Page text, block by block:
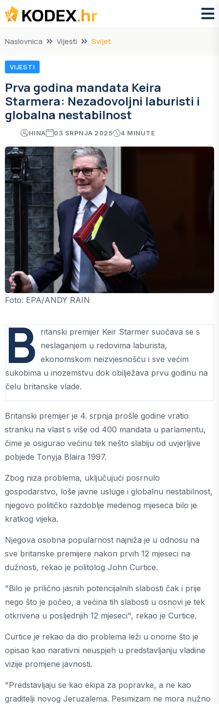
Naslovnica Vijesti Svijet
VIJESTI
Prva godina mandata Keira
Starmera: Nezadovoljni laburisti i
globalna nestabilnost
HINA 03 SRPNJA 2025 4 MINUTE
Foto: EPA/ANDY RAIN
B ritanski premijer Keir Starmer suočava se s
neslaganjem u redovima laburista,
ekonomskom neizvjesnošću i sve većim
sukobima u inozemstvu dok obilježava prvu godinu na
čelu britanske vlade.
Britanski premijer je 4. srpnja prošle godine vratio
stranku na vlast s više od 400 mandata u parlamentu,
čime je osigurao većinu tek nešto slabiju od uvjerljive
pobjede Tonyja Blaira 1997.
Zbog niza problema, uključujući posrnulo
gospodarstvo, loše javne usluge i globalnu nestabilnost,
njegovo političko razdoblje medenog mjeseca bilo je
kratkog vijeka.
Njegova osobna popularnost najniža je u odnosu na
sve britanske premijere nakon prvih 12 mjeseci na
dužnosti, rekao je politolog John Curtice.
"Bilo je prilično jasnih potencijalnih slabosti čak i prije
nego što je počeo, a većina tih slabosti u osnovi je tek
otkrivena u posljednjih 12 mjeseci", rekao je Curtice.
Curtice je rekao da dio problema leži u onome što je
opisao kao narativni neuspjeh u predstavljanju vladine
vizije promjene javnosti.
"Predstavljaju se kao ekipa za popravke, a ne kao
graditelji novog Jeruzalema. Pesimizam ne mora nužno